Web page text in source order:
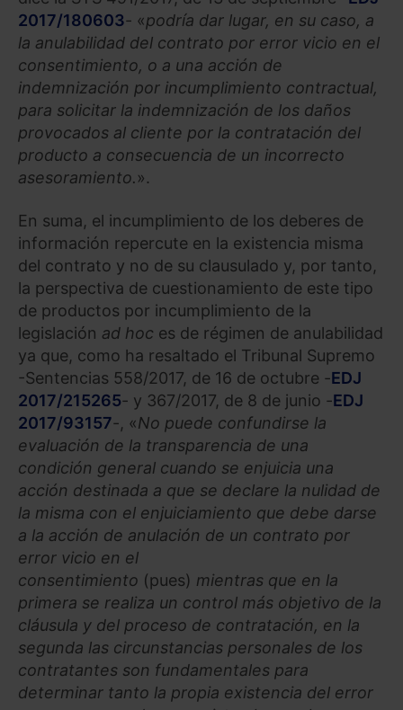
2017/180603- «podría dar lugar, en su caso, a
la anulabilidad del contrato por error vicio en el
consentimiento, o a una acción de
indemnización por incumplimiento contractual,
para solicitar la indemnización de los daños
provocados al cliente por la contratación del
producto a consecuencia de un incorrecto
asesoramiento.».
En suma, el incumplimiento de los deberes de
información repercute en la existencia misma
del contrato y no de su clausulado y, por tanto,
la perspectiva de cuestionamiento de este tipo
de productos por incumplimiento de la
legislación ad hoc es de régimen de anulabilidad
ya que, como ha resaltado el Tribunal Supremo
-Sentencias 558/2017, de 16 de octubre -EDJ
2017/215265- y 367/2017, de 8 de junio -EDJ
2017/93157-, «No puede confundirse la
evaluación de la transparencia de una
condición general cuando se enjuicia una
acción destinada a que se declare la nulidad de
la misma con el enjuiciamiento que debe darse
a la acción de anulación de un contrato por
error vicio en el
consentimiento (pues) mientras que en la
primera se realiza un control más objetivo de la
cláusula y del proceso de contratación, en la
segunda las circunstancias personales de los
contratantes son fundamentales para
determinar tanto la propia existencia del error